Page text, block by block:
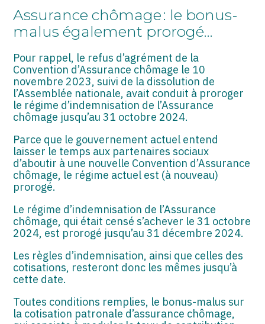
ASSOCIATIONS
SECTEUR AUDIOVISUEL
Assurance chômage : le bonus-
malus également prorogé…
Pour rappel, le refus d’agrément de la
Convention d’Assurance chômage le 10
novembre 2023, suivi de la dissolution de
l’Assemblée nationale, avait conduit à proroger
le régime d’indemnisation de l’Assurance
chômage jusqu’au 31 octobre 2024.
Parce que le gouvernement actuel entend
laisser le temps aux partenaires sociaux
d’aboutir à une nouvelle Convention d’Assurance
chômage, le régime actuel est (à nouveau)
prorogé.
Le régime d’indemnisation de l’Assurance
chômage, qui était censé s’achever le 31 octobre
2024, est prorogé jusqu’au 31 décembre 2024.
Les règles d’indemnisation, ainsi que celles des
cotisations, resteront donc les mêmes jusqu’à
cette date.
Toutes conditions remplies, le bonus-malus sur
la cotisation patronale d’assurance chômage,